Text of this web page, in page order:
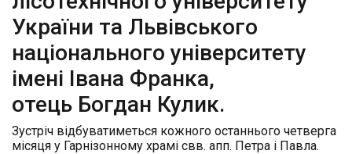
України та Львівського
національного університету
імені Івана Франка,
отець Богдан Кулик.
Зустріч відбуватиметься кожного останнього четверга
місяця у Гарнізонному храмі свв. апп. Петра і Павла.